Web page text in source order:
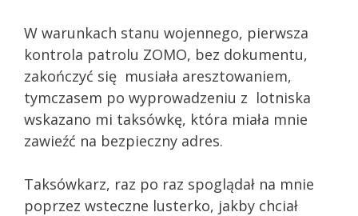
W warunkach stanu wojennego, pierwsza
kontrola patrolu ZOMO, bez dokumentu,
zakończyć się musiała aresztowaniem,
tymczasem po wyprowadzeniu z lotniska
wskazano mi taksówkę, która miała mnie
zawieźć na bezpieczny adres.
Taksówkarz, raz po raz spoglądał na mnie
poprzez wsteczne lusterko, jakby chciał